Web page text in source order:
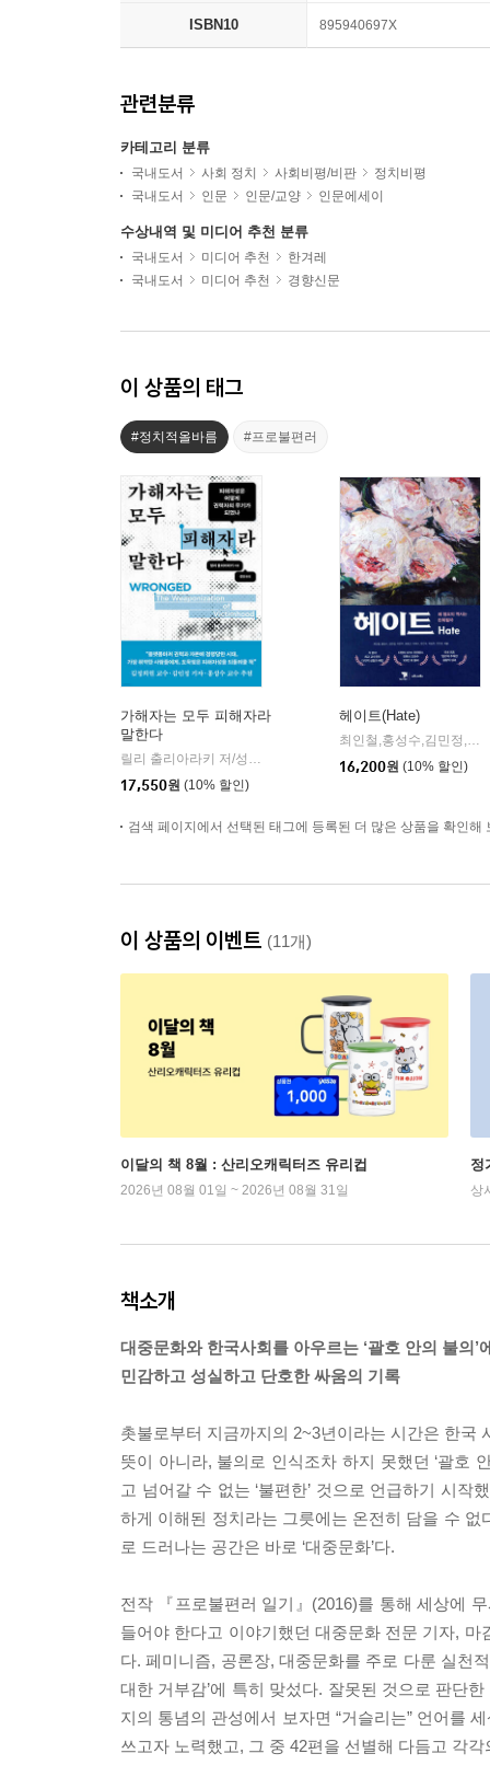
ISBN10 895940697X
관련분류
카테고리 분류
국내도서 사회 정치 사회비평/비판
정치비평
국내도서
인문 인문/교양 인문에세이
수상내역 및 미디어 추천 분류
국내도서 미디어 추천
한겨레
국내도서
미디어 추천 경향신문
이 상품의 태그
#정치적올바름 #프로불편러
가해자는 모두 피해자라
말한다
릴리 출리아라키 저/성원 역
17,550원 (10% 할인)
헤이트(Hate)
최인철,홍성수,김민정,이은주,최호근,이희수,한건수,박승찬,전진성 공저
16,200원 (10% 할인)
검색 페이지에서 선택된 태그에 등록된 더 많은 상품을 확인해
이 상품의 이벤트 (11개)
이달의 책 8월 : 산리오캐릭터즈 유리컵
2026년 08월 01일 ~ 2026년 08월 31일
정
상
책소개
대중문화와 한국사회를 아우르는 ‘괄호 안의 불의’
민감하고 성실하고 단호한 싸움의 기록
촛불로부터 지금까지의 2~3년이라는 시간은 한국
뜻이 아니라, 불의로 인식조차 하지 못했던 ‘괄호
고 넘어갈 수 없는 ‘불편한’ 것으로 언급하기 시
하게 이해된 정치라는 그릇에는 온전히 담을 수
로 드러나는 공간은 바로 ‘대중문화’다.
전작 『프로불편러 일기』(2016)를 통해 세상에
들어야 한다고 이야기했던 대중문화 전문 기자,
다. 페미니즘, 공론장, 대중문화를 주로 다룬 실천
대한 거부감’에 특히 맞섰다. 잘못된 것으로 판단
지의 통념의 관성에서 보자면 “거슬리는” 언어를
쓰고자 노력했고, 그 중 42편을 선별해 다듬고 각